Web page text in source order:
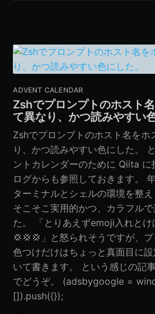
ADVENT CALENDAR
Zshでプロンプトのホスト
て異なり、かつ読みやすい
Zshでプロンプトのホスト名をホ
り、かつ読みやすい色にした。
ントカレンダーのために Qiita
ログからも参照しておきます。
ターミナルとシェルの環境を整え
そこそこ実用的かつ、カラフル
た。 「とりあえずemoji入れとけ
💢💢💢」と怒られそうですが、
色つけだけはちょっと真面目に
いて書きます。 という感じの記
でどうぞ。 (adsbygoogle =
[]).push({});